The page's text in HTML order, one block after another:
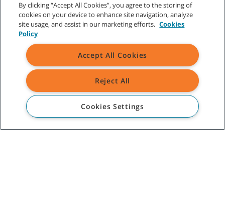
ATENDIMENTO AO CLIENTE
800 206 068
SOBRE A TENNANT
ASSISTÊNCIA
By clicking “Accept All Cookies”, you agree to the storing of
cookies on your device to enhance site navigation, analyze
site usage, and assist in our marketing efforts. Cookies
Policy
Accept All Cookies
Reject All
Cookies Settings